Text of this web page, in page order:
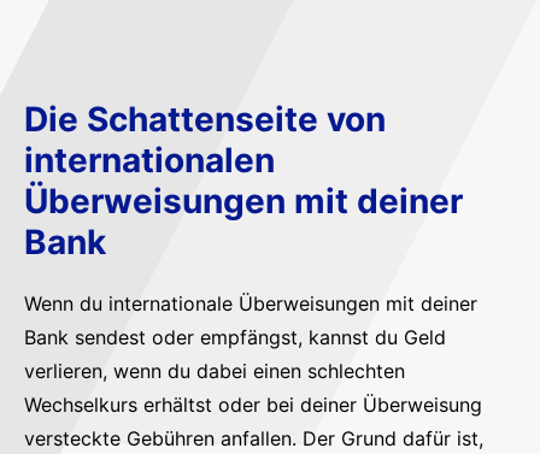
Die Schattenseite von
internationalen
Überweisungen mit deiner
Bank
Wenn du internationale Überweisungen mit deiner
Bank sendest oder empfängst, kannst du Geld
verlieren, wenn du dabei einen schlechten
Wechselkurs erhältst oder bei deiner Überweisung
versteckte Gebühren anfallen. Der Grund dafür ist,